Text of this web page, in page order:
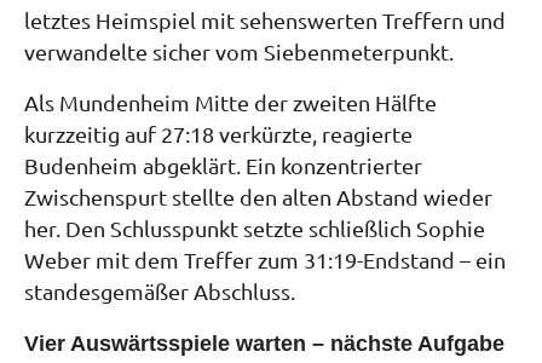
letztes Heimspiel mit sehenswerten Treffern und
verwandelte sicher vom Siebenmeterpunkt.
Als Mundenheim Mitte der zweiten Hälfte
kurzzeitig auf 27:18 verkürzte, reagierte
Budenheim abgeklärt. Ein konzentrierter
Zwischenspurt stellte den alten Abstand wieder
her. Den Schlusspunkt setzte schließlich Sophie
Weber mit dem Treffer zum 31:19-Endstand – ein
standesgemäßer Abschluss.
Vier Auswärtsspiele warten – nächste Aufgabe